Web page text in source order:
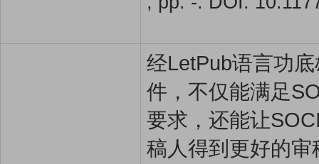
经LetPub语言功
件，不仅能满足
要求，还能让
稿人得到更好的